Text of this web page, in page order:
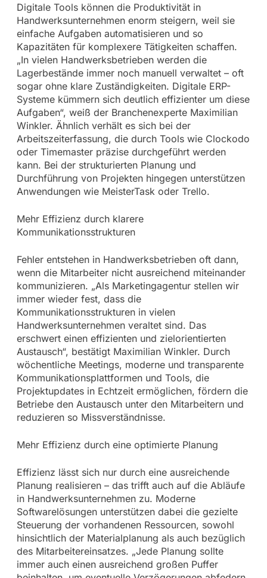
Digitale Tools können die Produktivität in
Handwerksunternehmen enorm steigern, weil sie
einfache Aufgaben automatisieren und so
Kapazitäten für komplexere Tätigkeiten schaffen.
„In vielen Handwerksbetrieben werden die
Lagerbestände immer noch manuell verwaltet – oft
sogar ohne klare Zuständigkeiten. Digitale ERP-
Systeme kümmern sich deutlich effizienter um diese
Aufgaben“, weiß der Branchenexperte Maximilian
Winkler. Ähnlich verhält es sich bei der
Arbeitszeiterfassung, die durch Tools wie Clockodo
oder Timemaster präzise durchgeführt werden
kann. Bei der strukturierten Planung und
Durchführung von Projekten hingegen unterstützen
Anwendungen wie MeisterTask oder Trello.
Mehr Effizienz durch klarere
Kommunikationsstrukturen
Fehler entstehen in Handwerksbetrieben oft dann,
wenn die Mitarbeiter nicht ausreichend miteinander
kommunizieren. „Als Marketingagentur stellen wir
immer wieder fest, dass die
Kommunikationsstrukturen in vielen
Handwerksunternehmen veraltet sind. Das
erschwert einen effizienten und zielorientierten
Austausch“, bestätigt Maximilian Winkler. Durch
wöchentliche Meetings, moderne und transparente
Kommunikationsplattformen und Tools, die
Projektupdates in Echtzeit ermöglichen, fördern die
Betriebe den Austausch unter den Mitarbeitern und
reduzieren so Missverständnisse.
Mehr Effizienz durch eine optimierte Planung
Effizienz lässt sich nur durch eine ausreichende
Planung realisieren – das trifft auch auf die Abläufe
in Handwerksunternehmen zu. Moderne
Softwarelösungen unterstützen dabei die gezielte
Steuerung der vorhandenen Ressourcen, sowohl
hinsichtlich der Materialplanung als auch bezüglich
des Mitarbeitereinsatzes. „Jede Planung sollte
immer auch einen ausreichend großen Puffer